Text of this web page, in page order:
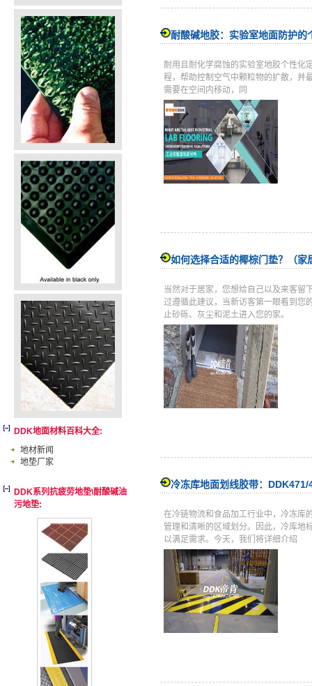
DDK地面材料百科大全:
地材新闻
地垫厂家
DDK系列抗疲劳地垫\耐酸碱油
污地垫:
耐酸碱地胶：实验室地面防护
耐用且耐化学腐蚀的实验室地胶个性化
程，帮助控制空气中颗粒物的扩散，并
需要在空间内移动，同
如何选择合适的椰棕门垫？（家
当然对于居家，您想给自己以及来客留
过遵循此建议，当新访客第一眼看到您
止砂砾、灰尘和泥土进入您的家。
冷冻库地面划线胶带：
在冷链物流和食品加工行业中，冷冻库
管理和清晰的区域划分。因此，冷库地
以满足需求。今天，我们将详细介绍